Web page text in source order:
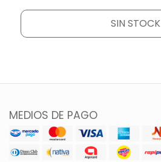
SIN STOCK
MEDIOS DE PAGO